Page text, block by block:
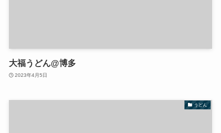
大福うどん@博多
2023年4月5日
うどん